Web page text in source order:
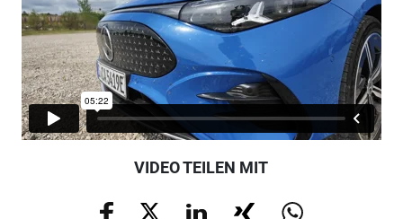
VIDEO TEILEN MIT